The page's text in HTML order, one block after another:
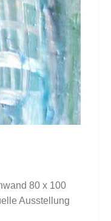
80 x 100
Ausstellung